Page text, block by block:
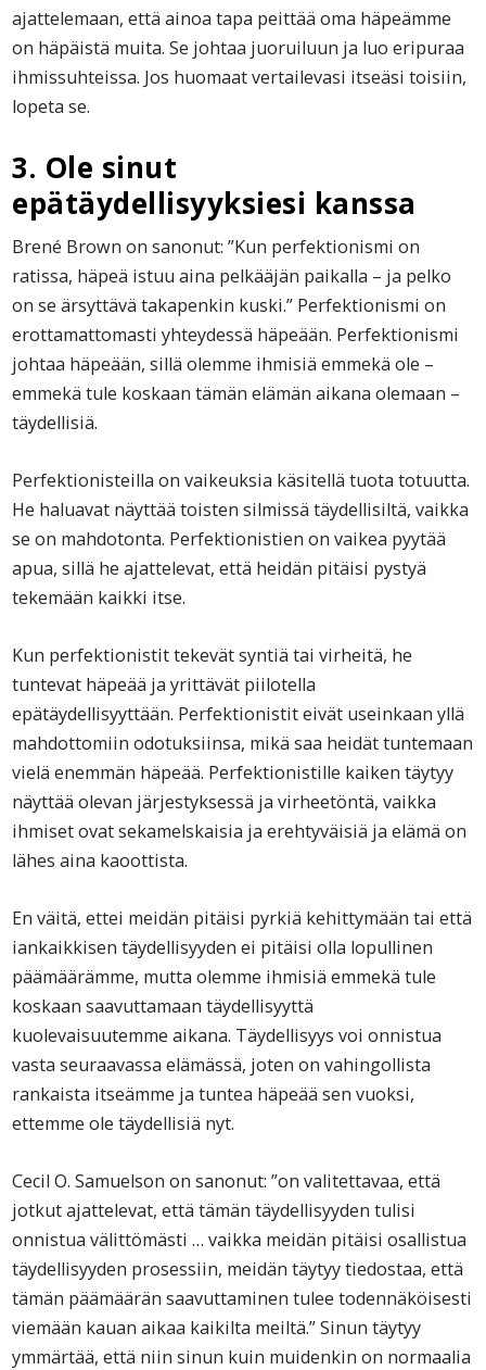
ajattelemaan, että ainoa tapa peittää oma häpeämme
on häpäistä muita. Se johtaa juoruiluun ja luo eripuraa
ihmissuhteissa. Jos huomaat vertailevasi itseäsi toisiin,
lopeta se.
3. Ole sinut
epätäydellisyyksiesi kanssa
Brené Brown on sanonut: ”Kun perfektionismi on
ratissa, häpeä istuu aina pelkääjän paikalla – ja pelko
on se ärsyttävä takapenkin kuski.” Perfektionismi on
erottamattomasti yhteydessä häpeään. Perfektionismi
johtaa häpeään, sillä olemme ihmisiä emmekä ole –
emmekä tule koskaan tämän elämän aikana olemaan –
täydellisiä.
Perfektionisteilla on vaikeuksia käsitellä tuota totuutta.
He haluavat näyttää toisten silmissä täydellisiltä, vaikka
se on mahdotonta. Perfektionistien on vaikea pyytää
apua, sillä he ajattelevat, että heidän pitäisi pystyä
tekemään kaikki itse.
Kun perfektionistit tekevät syntiä tai virheitä, he
tuntevat häpeää ja yrittävät piilotella
epätäydellisyyttään. Perfektionistit eivät useinkaan yllä
mahdottomiin odotuksiinsa, mikä saa heidät tuntemaan
vielä enemmän häpeää. Perfektionistille kaiken täytyy
näyttää olevan järjestyksessä ja virheetöntä, vaikka
ihmiset ovat sekamelskaisia ja erehtyväisiä ja elämä on
lähes aina kaoottista.
En väitä, ettei meidän pitäisi pyrkiä kehittymään tai että
iankaikkisen täydellisyyden ei pitäisi olla lopullinen
päämäärämme, mutta olemme ihmisiä emmekä tule
koskaan saavuttamaan täydellisyyttä
kuolevaisuutemme aikana. Täydellisyys voi onnistua
vasta seuraavassa elämässä, joten on vahingollista
rankaista itseämme ja tuntea häpeää sen vuoksi,
ettemme ole täydellisiä nyt.
Cecil O. Samuelson on sanonut: ”on valitettavaa, että
jotkut ajattelevat, että tämän täydellisyyden tulisi
onnistua välittömästi … vaikka meidän pitäisi osallistua
täydellisyyden prosessiin, meidän täytyy tiedostaa, että
tämän päämäärän saavuttaminen tulee todennäköisesti
viemään kauan aikaa kaikilta meiltä.” Sinun täytyy
ymmärtää, että niin sinun kuin muidenkin on normaalia